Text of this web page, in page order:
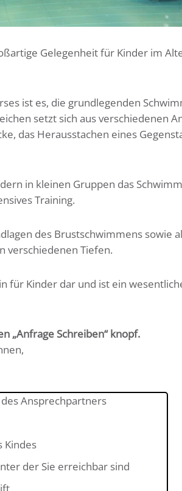
Gelegenheit für Kinder im
ist es, die grundlegenden
setzt sich aus verschiedenen
das Herausstachen eines
in kleinen Gruppen das
Training.
des Brustschwimmens sowie
verschiedenen Tiefen.
für Kinder dar und ist ein
„Anfrage Schreiben“ knopf.
Ansprechpartners
Kindes
der Sie erreichbar sind